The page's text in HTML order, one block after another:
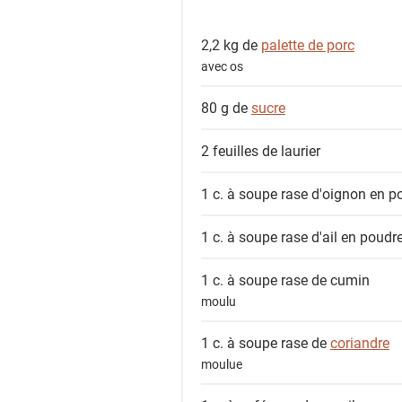
2,2 kg de palette de porc
avec os
80 g desucre
2 feuilles de laurier
1 c. à soupe rased'oignon en
1 c. à soupe rased'ail en
1 c. à soupe rase decumin
moulu
1 c. à soupe rase decoriandre
moulue